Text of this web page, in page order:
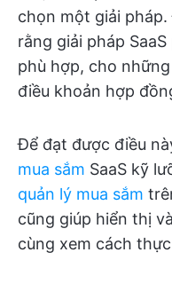
chọn một giải
rằng giải pháp
phù hợp, cho
điều khoản hợp
Để đạt được điều
mua sắm SaaS kỹ
quản lý mua sắm
cũng giúp hiển thị
cùng xem cách